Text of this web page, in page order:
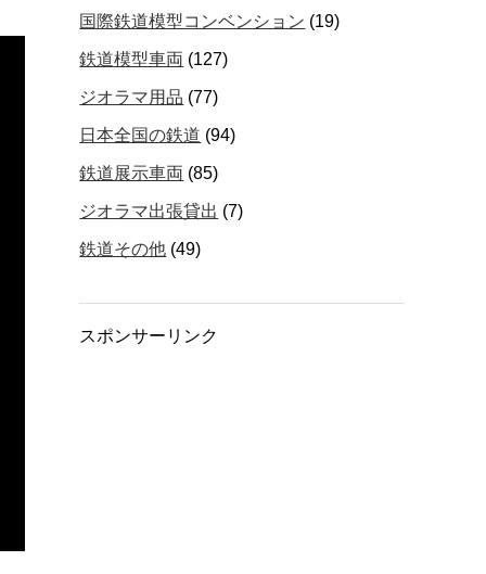
国際鉄道模型コンベンション (19)
鉄道模型車両 (127)
ジオラマ用品 (77)
日本全国の鉄道 (94)
鉄道展示車両 (85)
ジオラマ出張貸出 (7)
鉄道その他 (49)
スポンサーリンク